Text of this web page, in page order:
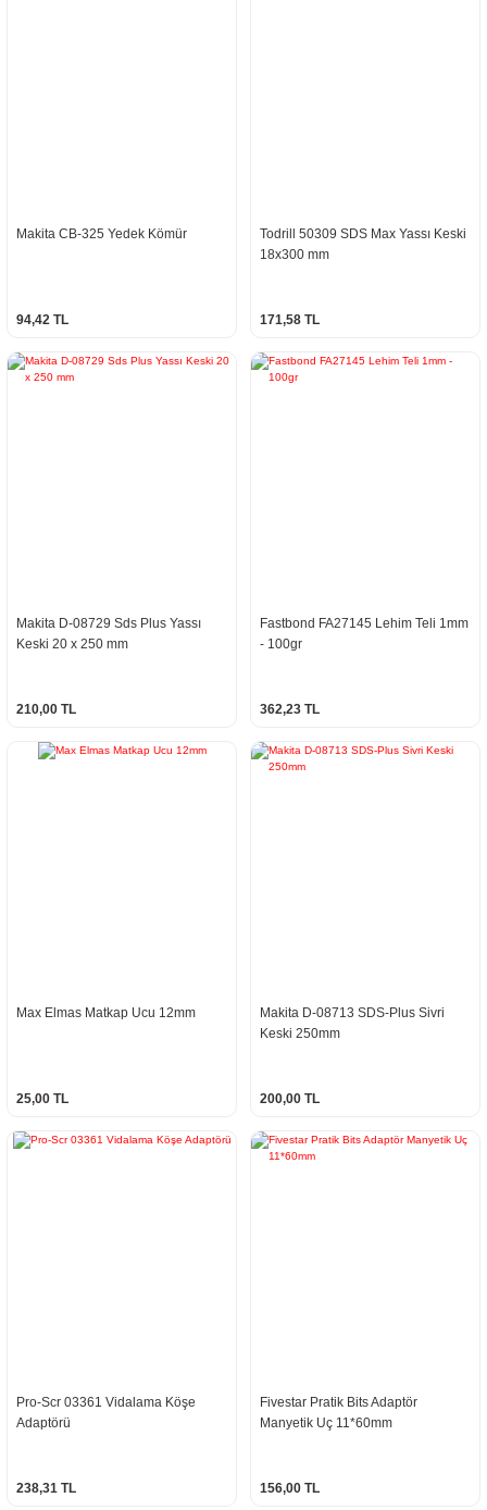
Makita CB-325 Yedek Kömür
94,42 TL
Todrill 50309 SDS Max Yassı Keski
18x300 mm
171,58 TL
Makita D-08729 Sds Plus Yassı
Keski 20 x 250 mm
210,00 TL
Fastbond FA27145 Lehim Teli 1mm
- 100gr
362,23 TL
Max Elmas Matkap Ucu 12mm
25,00 TL
Makita D-08713 SDS-Plus Sivri
Keski 250mm
200,00 TL
Pro-Scr 03361 Vidalama Köşe
Adaptörü
238,31 TL
Fivestar Pratik Bits Adaptör
Manyetik Uç 11*60mm
156,00 TL